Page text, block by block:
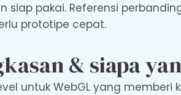
siap pakai. Referensi
prototipe cepat.
& siapa
untuk WebGL yang